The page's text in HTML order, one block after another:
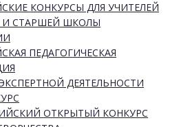
КОНКУРСЫ ДЛЯ УЧИТЕЛЕЙ
СТАРШЕЙ ШКОЛЫ
ПЕДАГОГИЧЕСКАЯ
ДЕЯТЕЛЬНОСТИ
ОТКРЫТЫЙ КОНКУРС